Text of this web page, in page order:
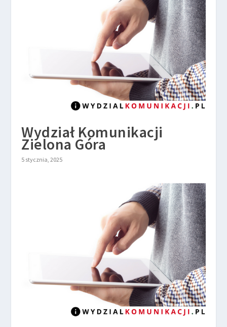
Wydział Komunikacji
Zielona Góra
5 stycznia, 2025